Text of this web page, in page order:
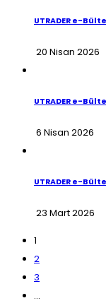
UTRADER e-
20 Nisan 2026
UTRADER e-
6 Nisan 2026
UTRADER e-
23 Mart 2026
1
2
3
…